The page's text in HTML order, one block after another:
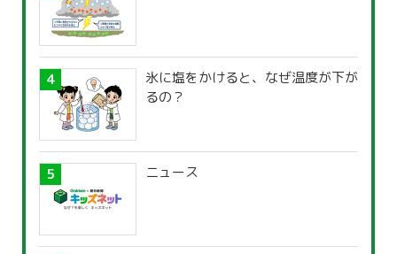
氷に塩をかけると、なぜ温度が下が
るの？
ニュース